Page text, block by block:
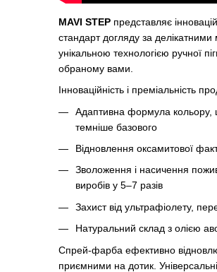
MAVI STEP представляє
стандарт догляду за
унікальною технологією ручної
обраному вами.
Інноваційність і преміальність
Адаптивна формула кольору,
темніше базового
Відновлення оксамитової
Зволоження і насичення
виробів у 5–7 разів
Захист від ультрафіолету,
Натуральний склад з олією
Спрей-фарба ефективно
приємними на дотик.